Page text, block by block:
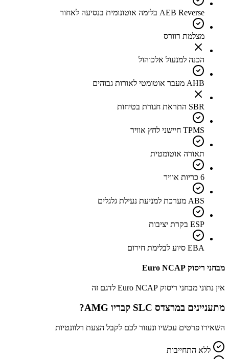
AEB Reverse בלימה אוטונומית בנסיעה לאחור
מצלמת רוורס
הכנה למנעול אלכוהול
AHB מעבר אוטומטי לאורות גבוהים
SBR התראת חגורת בטיחות
TPMS חיישני לחץ אוויר
תאורה אוטומטית
6 כריות אוויר
ABS מערכת למניעת נעילת גלגלים
ESP בקרת יציבות
EBA סיוע לבלימת חירום
מבחני ריסוק Euro NCAP
אין נתוני מבחני ריסוק Euro NCAP לדגם זה
מתעניינים במרצדס SLC קבריו AMG ?
השאירו פרטים עכשיו ונעזור לכם לקבל הצעת רלוונטיות
ללא התחייבות